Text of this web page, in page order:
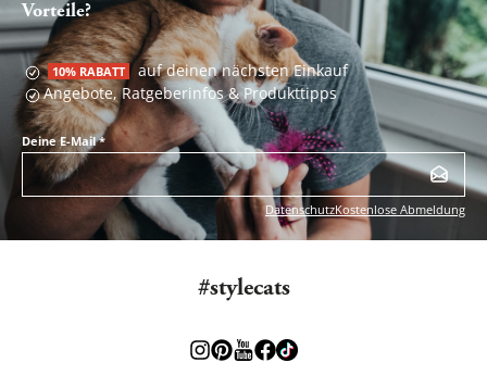
Vorteile?
10% RABATT auf deinen nächsten Einkauf
Angebote, Ratgeberinfos & Produkttipps
Deine E-Mail*
DatenschutzKostenlose Abmeldung
#stylecats